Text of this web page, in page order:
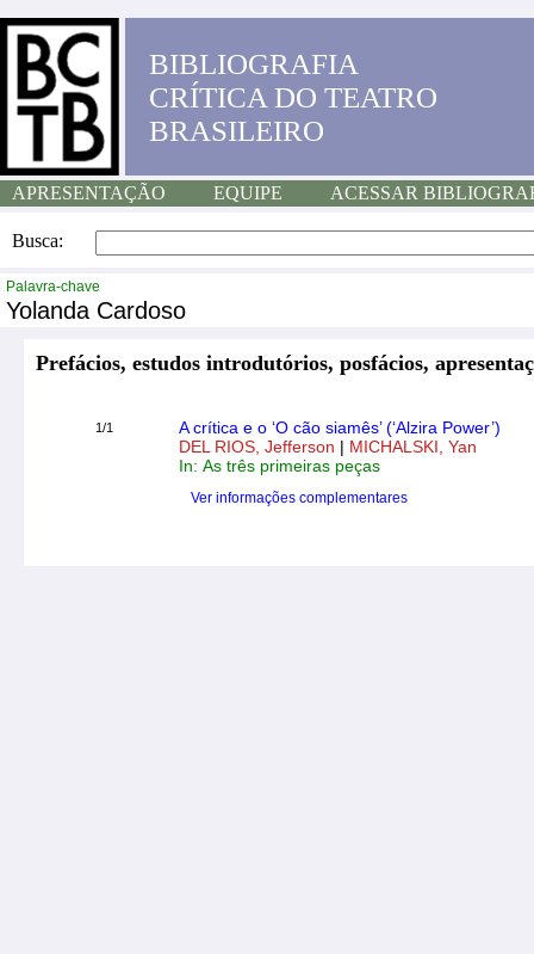
BIBLIOGRAFIA
CRÍTICA DO TEATRO
BRASILEIRO
APRESENTAÇÃO EQUIPE ACESSAR
Busca:
Palavra-chave
Yolanda Cardoso
Prefácios, estudos introdutórios, posfácios,
1/1
A crítica e o ‘O cão siamês’ (‘Alzira Power’)
DEL RIOS, Jefferson | MICHALSKI, Yan
In: As três primeiras peças
Ver informações complementares